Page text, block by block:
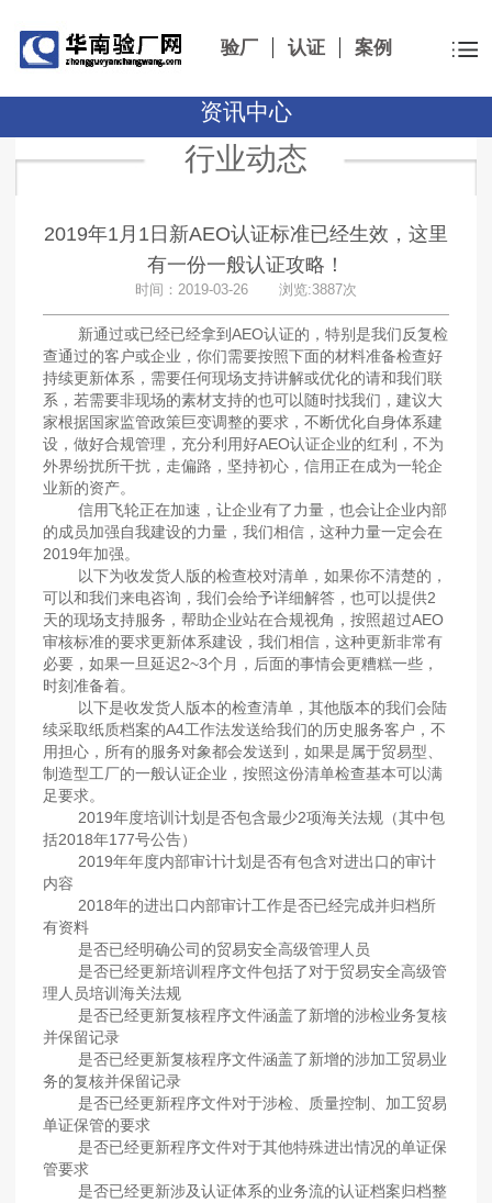
验厂 认证 案例
资讯中心
行业动态
2019年1月1日新AEO认证标准已经生效，这里
有一份一般认证攻略！
时间：2019-03-26 浏览:3887次
新通过或已经已经拿到AEO认证的，特别是我们反复检
查通过的客户或企业，你们需要按照下面的材料准备检查好
持续更新体系，需要任何现场支持讲解或优化的请和我们联
系，若需要非现场的素材支持的也可以随时找我们，建议大
家根据国家监管政策巨变调整的要求，不断优化自身体系建
设，做好合规管理，充分利用好AEO认证企业的红利，不为
外界纷扰所干扰，走偏路，坚持初心，信用正在成为一轮企
业新的资产。
信用飞轮正在加速，让企业有了力量，也会让企业内部
的成员加强自我建设的力量，我们相信，这种力量一定会在
2019年加强。
以下为收发货人版的检查校对清单，如果你不清楚的，
可以和我们来电咨询，我们会给予详细解答，也可以提供2
天的现场支持服务，帮助企业站在合规视角，按照超过AEO
审核标准的要求更新体系建设，我们相信，这种更新非常有
必要，如果一旦延迟2~3个月，后面的事情会更糟糕一些，
时刻准备着。
以下是收发货人版本的检查清单，其他版本的我们会陆
续采取纸质档案的A4工作法发送给我们的历史服务客户，不
用担心，所有的服务对象都会发送到，如果是属于贸易型、
制造型工厂的一般认证企业，按照这份清单检查基本可以满
足要求。
2019年度培训计划是否包含最少2项海关法规（其中包
括2018年177号公告）
2019年年度内部审计计划是否有包含对进出口的审计
内容
2018年的进出口内部审计工作是否已经完成并归档所
有资料
是否已经明确公司的贸易安全高级管理人员
是否已经更新培训程序文件包括了对于贸易安全高级管
理人员培训海关法规
是否已经更新复核程序文件涵盖了新增的涉检业务复核
并保留记录
是否已经更新复核程序文件涵盖了新增的涉加工贸易业
务的复核并保留记录
是否已经更新程序文件对于涉检、质量控制、加工贸易
单证保管的要求
是否已经更新程序文件对于其他特殊进出情况的单证保
管要求
是否已经更新涉及认证体系的业务流的认证档案归档整